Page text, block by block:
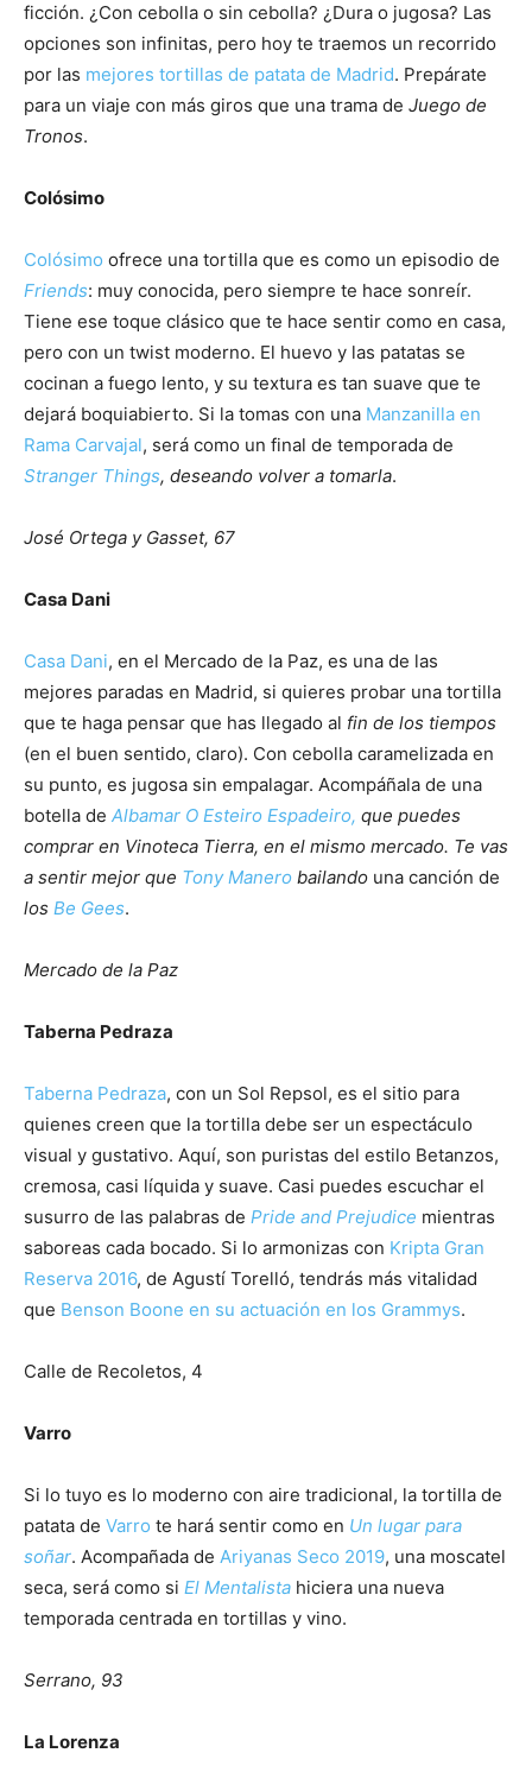
ficción. ¿Con cebolla o sin cebolla? ¿Dura o jugosa? Las
opciones son infinitas, pero hoy te traemos un recorrido
por las mejores tortillas de patata de Madrid. Prepárate
para un viaje con más giros que una trama de Juego de
Tronos.
Colósimo
Colósimo ofrece una tortilla que es como un episodio de
Friends: muy conocida, pero siempre te hace sonreír.
Tiene ese toque clásico que te hace sentir como en casa,
pero con un twist moderno. El huevo y las patatas se
cocinan a fuego lento, y su textura es tan suave que te
dejará boquiabierto. Si la tomas con una Manzanilla en
Rama Carvajal, será como un final de temporada de
Stranger Things, deseando volver a tomarla.
José Ortega y Gasset, 67
Casa Dani
Casa Dani, en el Mercado de la Paz, es una de las
mejores paradas en Madrid, si quieres probar una tortilla
que te haga pensar que has llegado al fin de los tiempos
(en el buen sentido, claro). Con cebolla caramelizada en
su punto, es jugosa sin empalagar. Acompáñala de una
botella de Albamar O Esteiro Espadeiro, que puedes
comprar en Vinoteca Tierra, en el mismo mercado. Te vas
a sentir mejor que Tony Manero bailando una canción de
los Be Gees.
Mercado de la Paz
Taberna Pedraza
Taberna Pedraza, con un Sol Repsol, es el sitio para
quienes creen que la tortilla debe ser un espectáculo
visual y gustativo. Aquí, son puristas del estilo Betanzos,
cremosa, casi líquida y suave. Casi puedes escuchar el
susurro de las palabras de Pride and Prejudice mientras
saboreas cada bocado. Si lo armonizas con Kripta Gran
Reserva 2016, de Agustí Torelló, tendrás más vitalidad
que Benson Boone en su actuación en los Grammys.
Calle de Recoletos, 4
Varro
Si lo tuyo es lo moderno con aire tradicional, la tortilla de
patata de Varro te hará sentir como en Un lugar para
soñar. Acompañada de Ariyanas Seco 2019, una moscatel
seca, será como si El Mentalista hiciera una nueva
temporada centrada en tortillas y vino.
Serrano, 93
La Lorenza